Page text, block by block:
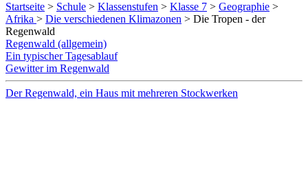
Startseite > Schule > Klassenstufen > Klasse 7 > Geographie >
Afrika > Die verschiedenen Klimazonen > Die Tropen - der
Regenwald
Regenwald (allgemein)
Ein typischer Tagesablauf
Gewitter im Regenwald
Der Regenwald, ein Haus mit mehreren Stockwerken